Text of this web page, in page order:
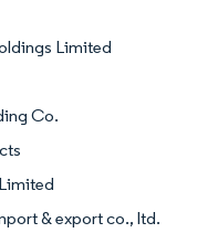
Limited
Co.
& export co., ltd.